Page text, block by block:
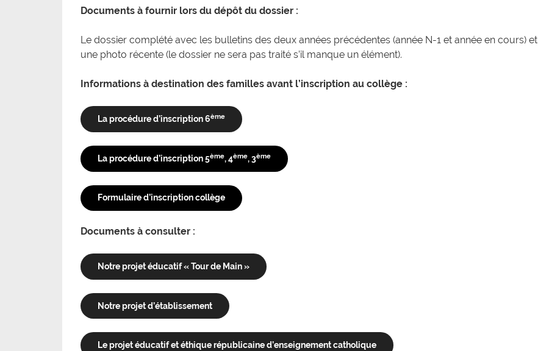
Documents à fournir lors du dépôt du dossier :
Le dossier complété avec les bulletins des deux années précédentes (année N-1 et année en cours) et
une photo récente (le dossier ne sera pas traité s’il manque un élément).
Informations à destination des familles avant l’inscription au collège :
La procédure d’inscription 6ème
La procédure d’inscription 5ème, 4ème, 3ème
Formulaire d’inscription collège
Documents à consulter :
Notre projet éducatif « Tour de Main »
Notre projet d’établissement
Le projet éducatif et éthique républicaine d’enseignement catholique